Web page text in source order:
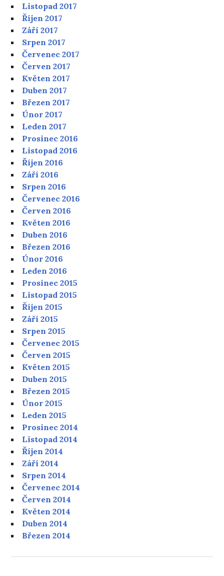
Listopad 2017
Říjen 2017
Září 2017
Srpen 2017
Červenec 2017
Červen 2017
Květen 2017
Duben 2017
Březen 2017
Únor 2017
Leden 2017
Prosinec 2016
Listopad 2016
Říjen 2016
Září 2016
Srpen 2016
Červenec 2016
Červen 2016
Květen 2016
Duben 2016
Březen 2016
Únor 2016
Leden 2016
Prosinec 2015
Listopad 2015
Říjen 2015
Září 2015
Srpen 2015
Červenec 2015
Červen 2015
Květen 2015
Duben 2015
Březen 2015
Únor 2015
Leden 2015
Prosinec 2014
Listopad 2014
Říjen 2014
Září 2014
Srpen 2014
Červenec 2014
Červen 2014
Květen 2014
Duben 2014
Březen 2014